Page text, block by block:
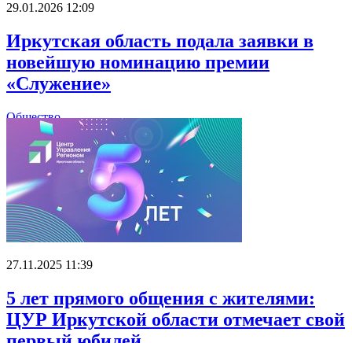
29.01.2026 12:09
Иркутская область подала заявки в
новейшую номинацию премии
«Служение»
Общество
27.11.2025 11:39
5 лет прямого общения с жителями:
ЦУР Иркутской области отмечает свой